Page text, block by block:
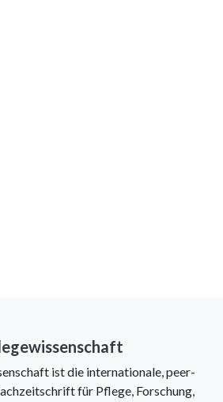
ist die internationale, peer-
für Pflege, Forschung,